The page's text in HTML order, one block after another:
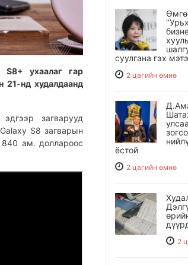
ухаалаг гар
21-нд худалдаанд
загварууд
S8 загварын
ам. доллароос
суулгана гэх
2 цагийн өмнө
ёстой
2 цагийн өмнө
2